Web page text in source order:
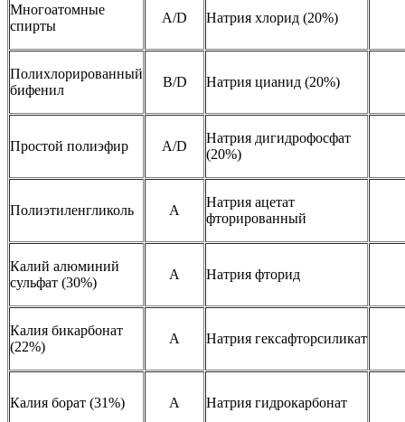
Многоатомные
спирты
A/D Натрия хлорид (20%)
Полихлорированный
бифенил
B/D Натрия цианид (20%)
Простой полиэфир A/D
Натрия дигидрофосфат
(20%)
Полиэтиленгликоль A
Натрия ацетат
фторированный
Калий алюминий
сульфат (30%)
A Натрия фторид
Калия бикарбонат
(22%)
A Натрия гексафторсиликат
Калия борат (31%) A Натрия гидрокарбонат